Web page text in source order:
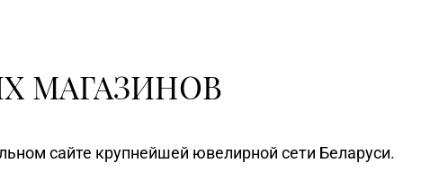
МАГАЗИНОВ
сайте крупнейшей ювелирной сети Беларуси.